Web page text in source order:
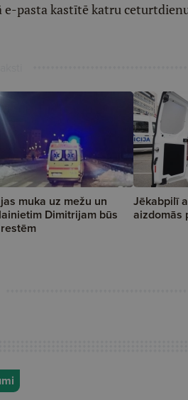
e-pasta kastītē katru
muka uz mežu un
Dimitrijam būs
Jēkabpilī
aizdomās